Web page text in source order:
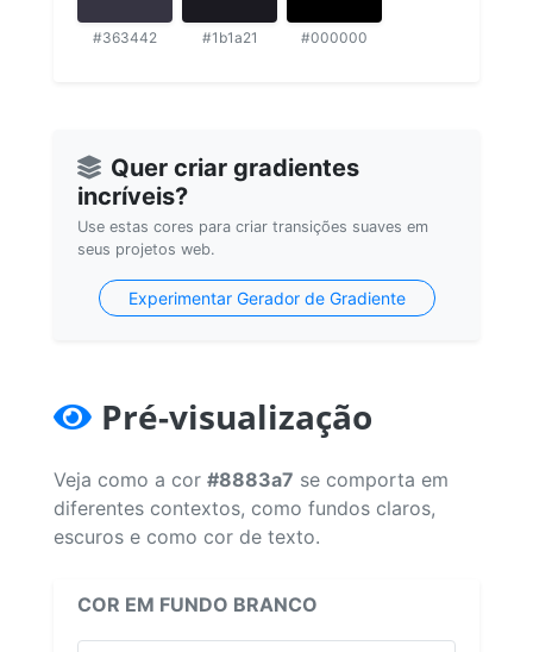
#363442 #1b1a21 #000000
Quer criar gradientes
incríveis?
Use estas cores para criar transições suaves em
seus projetos web.
Experimentar Gerador de Gradiente
Pré-visualização
Veja como a cor #8883a7 se comporta em
diferentes contextos, como fundos claros,
escuros e como cor de texto.
COR EM FUNDO BRANCO